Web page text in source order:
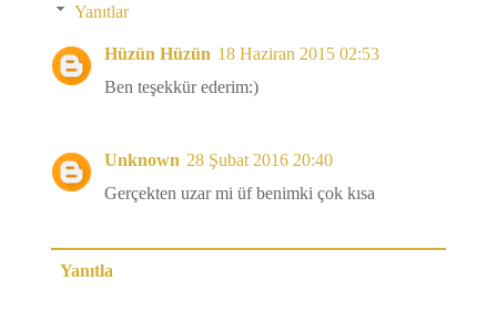
Yanıtlar
Hüzün Hüzün 18 Haziran 2015 02:53
Ben teşekkür ederim:)
Unknown 28 Şubat 2016 20:40
Gerçekten uzar mi üf benimki çok kısa
Yanıtla